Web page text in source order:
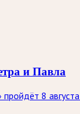
и Павла
пройдёт 8